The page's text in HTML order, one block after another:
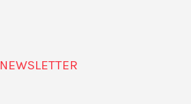
NEWSLETTER